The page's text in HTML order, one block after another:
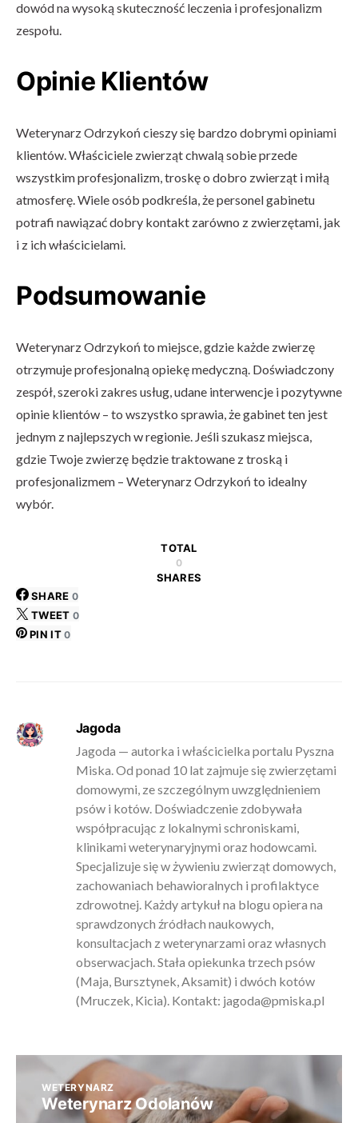
dowód na wysoką skuteczność leczenia i profesjonalizm
zespołu.
Opinie Klientów
Weterynarz Odrzykoń cieszy się bardzo dobrymi opiniami
klientów. Właściciele zwierząt chwalą sobie przede
wszystkim profesjonalizm, troskę o dobro zwierząt i miłą
atmosferę. Wiele osób podkreśla, że personel gabinetu
potrafi nawiązać dobry kontakt zarówno z zwierzętami, jak
i z ich właścicielami.
Podsumowanie
Weterynarz Odrzykoń to miejsce, gdzie każde zwierzę
otrzymuje profesjonalną opiekę medyczną. Doświadczony
zespół, szeroki zakres usług, udane interwencje i pozytywne
opinie klientów – to wszystko sprawia, że gabinet ten jest
jednym z najlepszych w regionie. Jeśli szukasz miejsca,
gdzie Twoje zwierzę będzie traktowane z troską i
profesjonalizmem – Weterynarz Odrzykoń to idealny
wybór.
TOTAL
0
SHARES
SHARE 0
TWEET 0
PIN IT 0
Jagoda
Jagoda — autorka i właścicielka portalu Pyszna
Miska. Od ponad 10 lat zajmuje się zwierzętami
domowymi, ze szczególnym uwzględnieniem
psów i kotów. Doświadczenie zdobywała
współpracując z lokalnymi schroniskami,
klinikami weterynaryjnymi oraz hodowcami.
Specjalizuje się w żywieniu zwierząt domowych,
zachowaniach behawioralnych i profilaktyce
zdrowotnej. Każdy artykuł na blogu opiera na
sprawdzonych źródłach naukowych,
konsultacjach z weterynarzami oraz własnych
obserwacjach. Stała opiekunka trzech psów
(Maja, Bursztynek, Aksamit) i dwóch kotów
(Mruczek, Kicia). Kontakt: jagoda@pmiska.pl
WETERYNARZ
Weterynarz Odolanów